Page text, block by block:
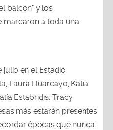
balcón" y los
marcaron a toda una
julio en el Estadio
Laura Huarcayo, Katia
Estabridis, Tracy
más estarán presentes
épocas que nunca